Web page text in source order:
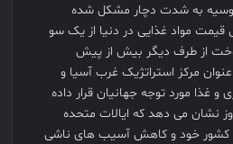
به شدت دچار مشکل شده
قیمت مواد غذایی در دنیا از یک سو
از طرف دیگر بیش از پیش
مرکز استراتژیک غرب آسیا و
و غذا مورد توجه جهانیان قرار داده
نشان می دهد که ایالات متحده
کشور خود و کاهش آسیب های ناشی